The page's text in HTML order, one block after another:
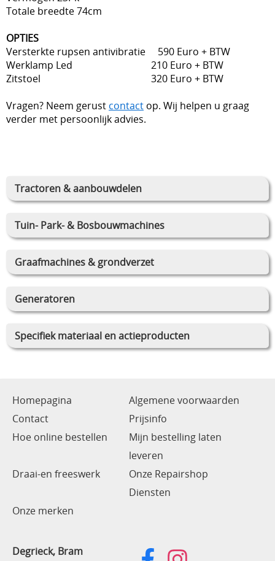
Tractoren & aanbouwdelen
Tuin- Park- & Bosbouwmachines
Graafmachines & grondverzet
Generatoren
Specifiek materiaal en actieproducten
Totale breedte 74cm
OPTIES
Versterkte rupsen antivibratie 590 Euro + BTW
Werklamp Led 210 Euro + BTW
Zitstoel 320 Euro + BTW
Vragen? Neem gerust contact op. Wij helpen u graag
verder met persoonlijk advies.
Homepagina
Algemene voorwaarden
Contact
Prijsinfo
Hoe online bestellen
Mijn bestelling laten
leveren
Draai-en freeswerk
Onze Repairshop
Diensten
Onze merken
Degrieck, Bram